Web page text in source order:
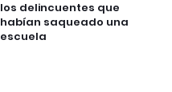
los delincuentes que
habían saqueado una
escuela